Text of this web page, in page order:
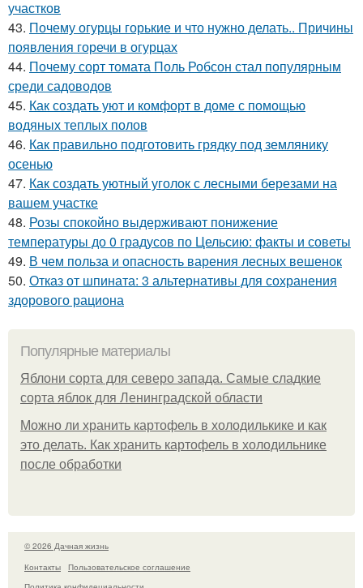
участков
43. Почему огурцы горькие и что нужно делать.. Причины
появления горечи в огурцах
44. Почему сорт томата Поль Робсон стал популярным
среди садоводов
45. Как создать уют и комфорт в доме с помощью
водяных теплых полов
46. Как правильно подготовить грядку под землянику
осенью
47. Как создать уютный уголок с лесными березами на
вашем участке
48. Розы спокойно выдерживают понижение
температуры до 0 градусов по Цельсию: факты и советы
49. В чем польза и опасность варения лесных вешенок
50. Отказ от шпината: 3 альтернативы для сохранения
здорового рациона
Популярные материалы
Яблони сорта для северо запада. Самые сладкие
сорта яблок для Ленинградской области
Можно ли хранить картофель в холодилькике и как
это делать. Как хранить картофель в холодильнике
после обработки
© 2026 Дачная жизнь
Контакты
Пользовательское соглашение